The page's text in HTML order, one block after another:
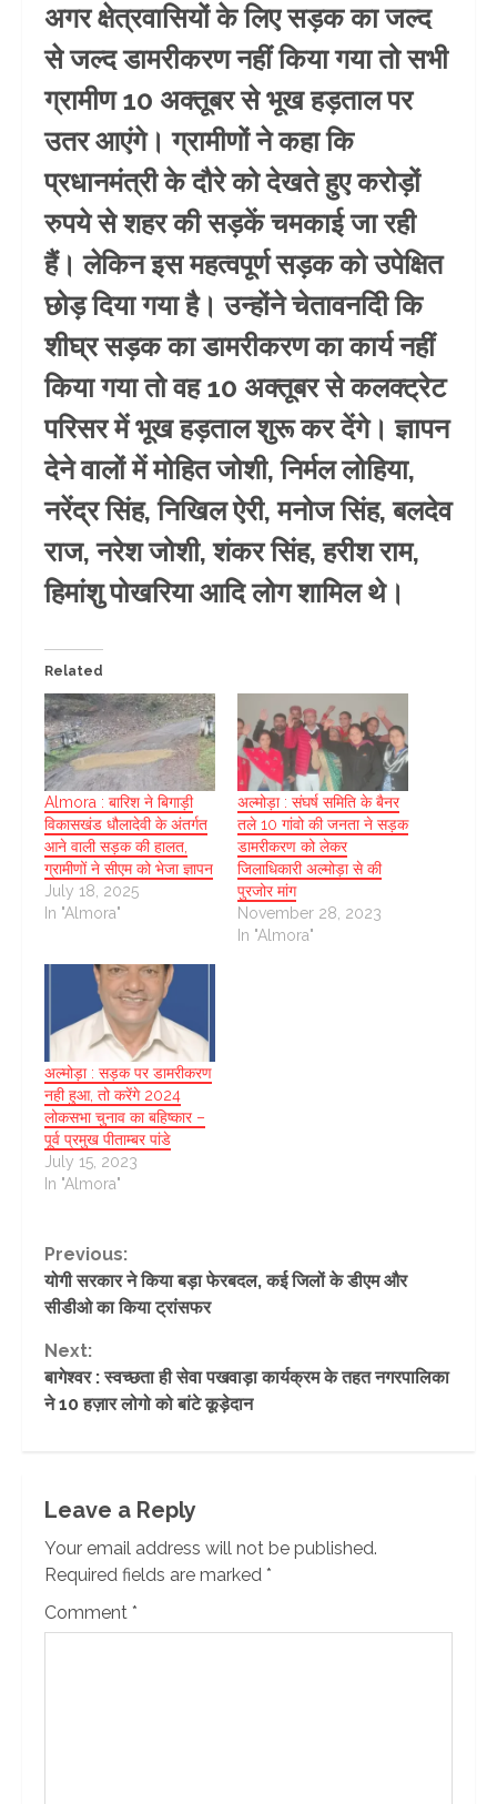
अगर क्षेत्रवासियों के लिए सड़क का जल्द
से जल्द डामरीकरण नहीं किया गया तो सभी
ग्रामीण 10 अक्तूबर से भूख हड़ताल पर
उतर आएंगे। ग्रामीणों ने कहा कि
प्रधानमंत्री के दौरे को देखते हुए करोड़ों
रुपये से शहर की सड़कें चमकाई जा रही
हैं। लेकिन इस महत्वपूर्ण सड़क को उपेक्षित
छोड़ दिया गया है। उन्होंने चेतावनदिी कि
शीघ्र सड़क का डामरीकरण का कार्य नहीं
किया गया तो वह 10 अक्तूबर से कलक्ट्रेट
परिसर में भूख हड़ताल शुरू कर देंगे। ज्ञापन
देने वालों में मोहित जोशी, निर्मल लोहिया,
नरेंद्र सिंह, निखिल ऐरी, मनोज सिंह, बलदेव
राज, नरेश जोशी, शंकर सिंह, हरीश राम,
हिमांशु पोखरिया आदि लोग शामिल थे।
Related
Almora : बारिश ने बिगाड़ी
विकासखंड धौलादेवी के अंतर्गत
आने वाली सड़क की हालत,
ग्रामीणों ने सीएम को भेजा ज्ञापन
July 18, 2025
In "Almora"
अल्मोड़ा : संघर्ष समिति के बैनर
तले 10 गांवो की जनता ने सड़क
डामरीकरण को लेकर
जिलाधिकारी अल्मोड़ा से की
पुरजोर मांग
November 28, 2023
In "Almora"
अल्मोड़ा : सड़क पर डामरीकरण
नही हुआ, तो करेंगे 2024
लोकसभा चुनाव का बहिष्कार –
पूर्व प्रमुख पीताम्बर पांडे
July 15, 2023
In "Almora"
Continue
Reading
Previous:
योगी सरकार ने किया बड़ा फेरबदल, कई जिलों के डीएम और
सीडीओ का किया ट्रांसफर
Next:
बागेश्वर : स्वच्छता ही सेवा पखवाड़ा कार्यक्रम के तहत नगरपालिका
ने 10 हज़ार लोगो को बांटे कूड़ेदान
Leave a Reply
Your email address will not be published.
Required fields are marked *
Comment *